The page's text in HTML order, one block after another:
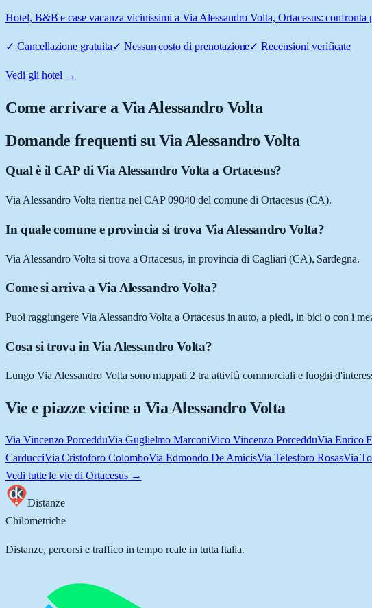
Hotel, B&B e case vacanza vicinissimi a Via Alessandro Volta, Ortacesus: confronta
✓ Cancellazione gratuita✓ Nessun costo di prenotazione✓Recensioni verificate
Vedi gli hotel →
Come arrivare aVia Alessandro Volta
Domande frequenti su Via Alessandro Volta
Qual è il CAP di Via Alessandro Volta a Ortacesus?
Via Alessandro Volta rientra nel CAP 09040 del comune di Ortacesus (CA).
In quale comune e provincia si trova Via Alessandro Volta?
Via Alessandro Volta si trova a Ortacesus, in provincia di Cagliari (CA), Sardegna.
Come si arriva a Via Alessandro Volta?
Puoi raggiungere Via Alessandro Volta a Ortacesus in auto, a piedi, in bici o con i
Cosa si trova in Via Alessandro Volta?
Lungo Via Alessandro Volta sono mappati 2 tra attività commerciali e luoghi
Vie e piazze vicine a Via Alessandro Volta
Via Vincenzo PorcedduVia Guglielmo MarconiVico Vincenzo PorcedduVia Enrico
CarducciVia Cristoforo ColomboVia Edmondo De AmicisVia Telesforo RosasVia
Vedi tutte le vie di Ortacesus→
Distanze
Chilometriche
Distanze, percorsi e traffico in tempo reale in tutta Italia.